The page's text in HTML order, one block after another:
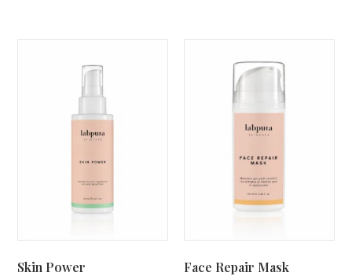
Skin Power Face Repair Mask